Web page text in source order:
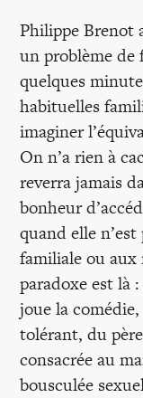
Philippe Brenot
un problème
quelques
habituelles
imaginer
On n’a rien à
reverra jamais
bonheur
quand elle
familiale ou aux
paradoxe est là
joue la
tolérant, du
consacrée au
bousculée